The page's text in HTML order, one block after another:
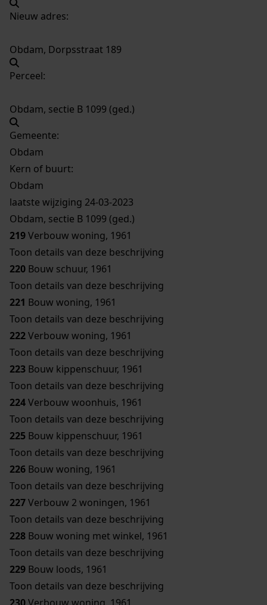
Nieuw adres:
Obdam, Dorpsstraat 189
Perceel:
Obdam, sectie B 1099 (ged.)
Gemeente:
Obdam
Kern of buurt:
Obdam
laatste wijziging 24-03-2023
Obdam, sectie B 1099 (ged.)
219Verbouw woning, 1961
Toon details van deze beschrijving
220 Bouw schuur, 1961
Toon details van deze beschrijving
221 Bouw woning, 1961
Toon details van deze beschrijving
222Verbouw woning, 1961
Toon details van deze beschrijving
223 Bouw kippenschuur, 1961
Toon details van deze beschrijving
224Verbouw woonhuis, 1961
Toon details van deze beschrijving
225 Bouw kippenschuur, 1961
Toon details van deze beschrijving
226 Bouw woning, 1961
Toon details van deze beschrijving
227Verbouw 2 woningen, 1961
Toon details van deze beschrijving
228 Bouw woning met winkel, 1961
Toon details van deze beschrijving
229 Bouw loods, 1961
Toon details van deze beschrijving
230Verbouw woning, 1961